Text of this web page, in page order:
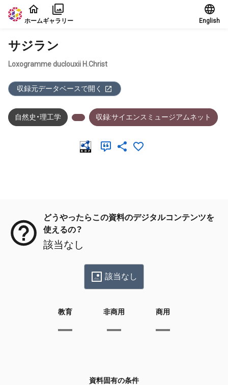
本文に飛ぶ
ホームギャラリー English
サジラン
Loxogramme duclouxii H.Christ
収録元データベースで開く
自然史・理工学 収録:サイエンスミュージアムネット
どうやったらこの資料のデジタルコンテンツを
使えるの？
該当なし
該当なし
教育 非商用 商用
資料固有の条件